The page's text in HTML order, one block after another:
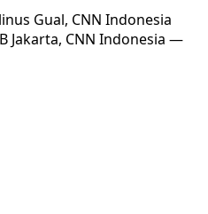
Gual, CNN Indonesia
Jakarta, CNN Indonesia —